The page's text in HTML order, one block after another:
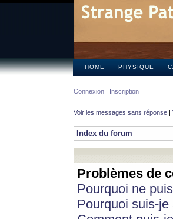
HOME PHYSIQUE
Connexion Inscription
Voir les messages sans réponse |
Index du forum
Problèmes de
Pourquoi ne
Pourquoi suis-